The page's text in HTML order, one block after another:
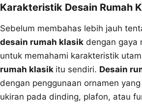
Karakteristik Desain Rumah
Sebelum membahas lebih jauh
desain rumah klasik dengan gaya
untuk memahami karakteristik
rumah klasik itu sendiri. Desain
dengan penggunaan ornamen
ukiran pada dinding, plafon, atau